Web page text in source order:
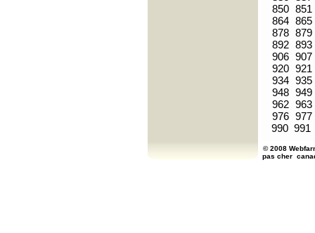
850 851
864 865
878 879
892 893
906 907
920 921
934 935
948 949
962 963
976 977
990 991
© 2008
pas cher